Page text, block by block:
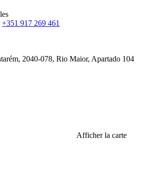
+351 917 269 461
2040-078, Rio Maior, Apartado 104
Afficher la carte